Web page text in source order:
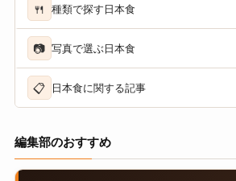
🍴 種類で探す日本食
📷 写真で選ぶ日本食
📋 日本食に関する記事
編集部のおすすめ